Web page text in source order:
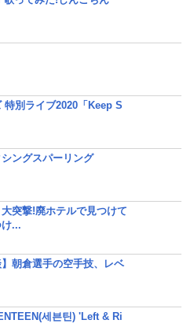
特別ライブ2020「Keep S
ングスパーリング
突撃!廃ホテルで見つけて
...
】朝倉選手の空手技、レベ
세븐틴) 'Left & Ri